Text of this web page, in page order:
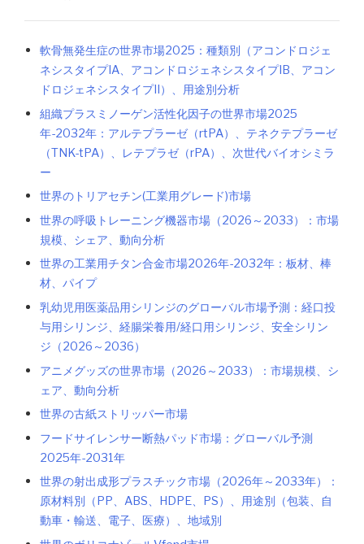
軟骨無発生症の世界市場2025：種類別（アコンドロジェ
ネシスタイプIA、アコンドロジェネシスタイプIB、アコン
ドロジェネシスタイプII）、用途別分析
組織プラスミノーゲン活性化因子の世界市場2025
年-2032年：アルテプラーゼ（rtPA）、テネクテプラーゼ
（TNK-tPA）、レテプラゼ（rPA）、次世代バイオシミラ
ー
世界のトリアセチン(工業用グレード)市場
世界の呼吸トレーニング機器市場（2026～2033）：市場
規模、シェア、動向分析
世界の工業用チタン合金市場2026年-2032年：板材、棒
材、パイプ
乳幼児用医薬品用シリンジのグローバル市場予測：経口投
与用シリンジ、経腸栄養用/経口用シリンジ、安全シリン
ジ（2026～2036）
アニメグッズの世界市場（2026～2033）：市場規模、シ
ェア、動向分析
世界の古紙ストリッパー市場
フードサイレンサー断熱パッド市場：グローバル予測
2025年-2031年
世界の射出成形プラスチック市場（2026年～2033年）：
原材料別（PP、ABS、HDPE、PS）、用途別（包装、自
動車・輸送、電子、医療）、地域別